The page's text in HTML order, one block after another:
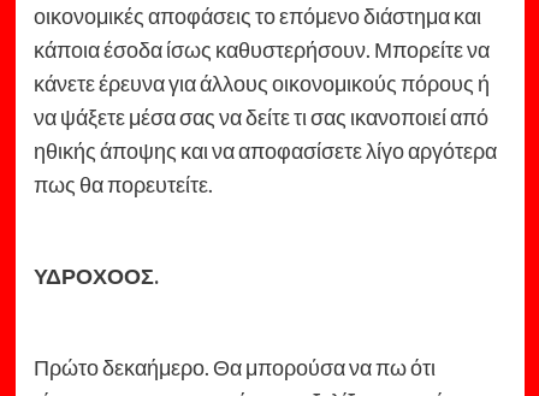
οικονομικές αποφάσεις το επόμενο διάστημα και
κάποια έσοδα ίσως καθυστερήσουν. Μπορείτε να
κάνετε έρευνα για άλλους οικονομικούς πόρους ή
να ψάξετε μέσα σας να δείτε τι σας ικανοποιεί από
ηθικής άποψης και να αποφασίσετε λίγο αργότερα
πως θα πορευτείτε.
ΥΔΡΟΧΟΟΣ.
Πρώτο δεκαήμερο. Θα μπορούσα να πω ότι